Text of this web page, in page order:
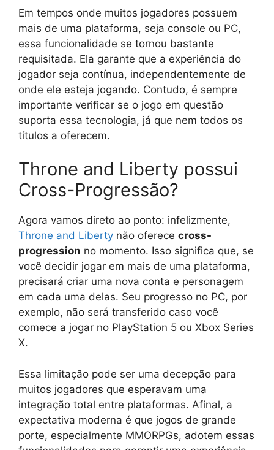
Em tempos onde muitos jogadores possuem
mais de uma plataforma, seja console ou PC,
essa funcionalidade se tornou bastante
requisitada. Ela garante que a experiência do
jogador seja contínua, independentemente de
onde ele esteja jogando. Contudo, é sempre
importante verificar se o jogo em questão
suporta essa tecnologia, já que nem todos os
títulos a oferecem.
Throne and Liberty possui
Cross-Progressão?
Agora vamos direto ao ponto: infelizmente,
Throne and Liberty não oferece cross-
progression no momento. Isso significa que, se
você decidir jogar em mais de uma plataforma,
precisará criar uma nova conta e personagem
em cada uma delas. Seu progresso no PC, por
exemplo, não será transferido caso você
comece a jogar no PlayStation 5 ou Xbox Series
X.
Essa limitação pode ser uma decepção para
muitos jogadores que esperavam uma
integração total entre plataformas. Afinal, a
expectativa moderna é que jogos de grande
porte, especialmente MMORPGs, adotem essas